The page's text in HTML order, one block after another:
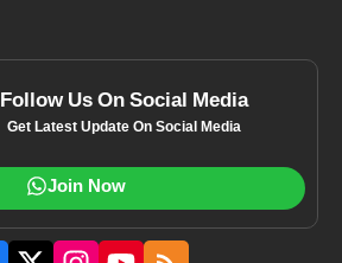
Follow Us On Social Media
Get Latest Update On Social Media
Join Now